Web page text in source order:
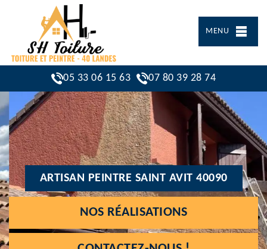
MENU
05 33 06 15 63 07 80 39 28 74
ARTISAN PEINTRE SAINT AVIT 40090
NOS RÉALISATIONS